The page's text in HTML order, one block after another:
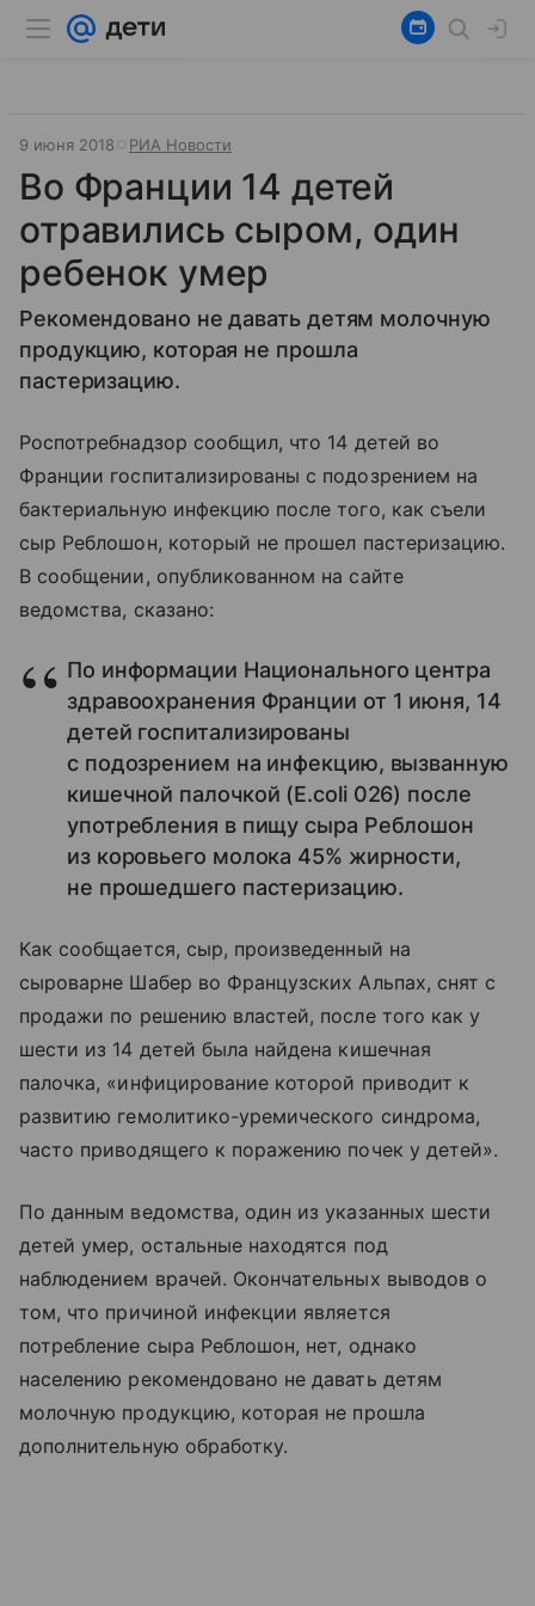
9 июня 2018 РИА Новости
Во Франции 14 детей
отравились сыром, один
ребенок умер
Рекомендовано не давать детям молочную
продукцию, которая не прошла
пастеризацию.
Роспотребнадзор сообщил, что 14 детей во
Франции госпитализированы с подозрением на
бактериальную инфекцию после того, как съели
сыр Реблошон, который не прошел пастеризацию.
В сообщении, опубликованном на сайте
ведомства, сказано:
По информации Национального центра
здравоохранения Франции от 1 июня, 14
детей госпитализированы
с подозрением на инфекцию, вызванную
кишечной палочкой (Е.coli 026) после
употребления в пищу сыра Реблошон
из коровьего молока 45% жирности,
не прошедшего пастеризацию.
Как сообщается, сыр, произведенный на
сыроварне Шабер во Французских Альпах, снят с
продажи по решению властей, после того как у
шести из 14 детей была найдена кишечная
палочка, «инфицирование которой приводит к
развитию гемолитико-уремического синдрома,
часто приводящего к поражению почек у детей».
По данным ведомства, один из указанных шести
детей умер, остальные находятся под
наблюдением врачей. Окончательных выводов о
том, что причиной инфекции является
потребление сыра Реблошон, нет, однако
населению рекомендовано не давать детям
молочную продукцию, которая не прошла
дополнительную обработку.